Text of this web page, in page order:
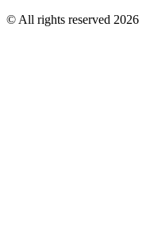
© All rights reserved 2026